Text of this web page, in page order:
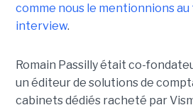
comme nous le mentionnions
interview.
Romain Passilly était co-
un éditeur de solutions de
cabinets dédiés racheté par